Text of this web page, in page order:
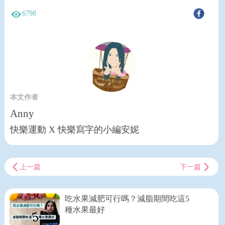
6798
本文作者
Anny
快樂運動 X 快樂寫字的小編安妮
上一篇 下一篇
吃水果減肥可行嗎？減脂期間吃這5
種水果最好